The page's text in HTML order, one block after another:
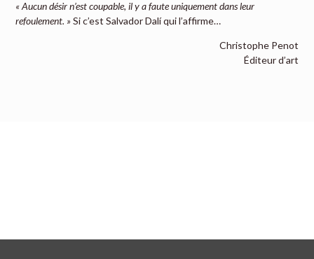
« Aucun désir n’est coupable, il y a faute uniquement dans leur
refoulement. »Si c’est Salvador Dalí qui l’affirme…
Christophe Penot
Éditeur d’art